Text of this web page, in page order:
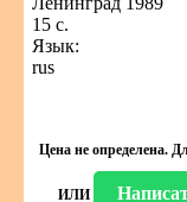
15 с.
Язык:
rus
Цена не определена.
ИЛИ